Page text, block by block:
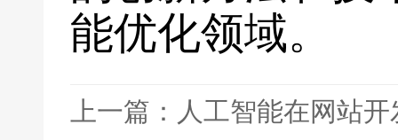
能优化领域。
上一篇：人工智能在网站